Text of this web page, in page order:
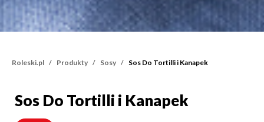
Roleski.pl Produkty Sosy Sos Do Tortilli i Kanapek
Sos Do Tortilli i Kanapek
Sos Do Tortilli i Kanapek